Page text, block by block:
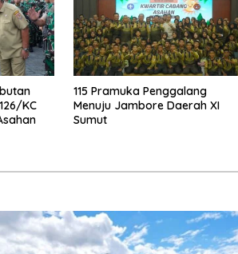
KC
115 Pramuka Penggalang
Menuju Jambore Daerah XI
Sumut